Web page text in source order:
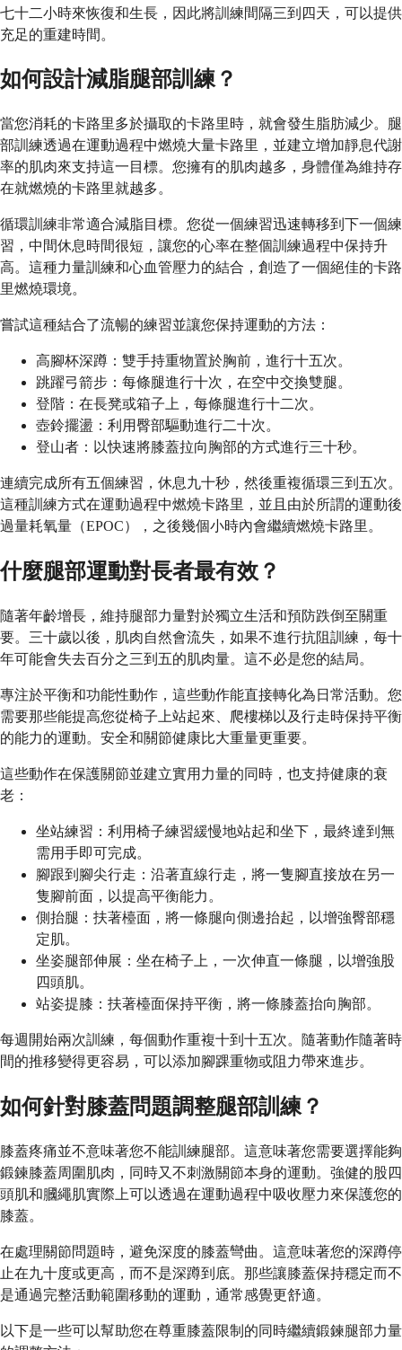
七十二小時來恢復和生長，因此將訓練間隔三到四天，可以提供
充足的重建時間。
如何設計減脂腿部訓練？
當您消耗的卡路里多於攝取的卡路里時，就會發生脂肪減少。腿
部訓練透過在運動過程中燃燒大量卡路里，並建立增加靜息代謝
率的肌肉來支持這一目標。您擁有的肌肉越多，身體僅為維持存
在就燃燒的卡路里就越多。
循環訓練非常適合減脂目標。您從一個練習迅速轉移到下一個練
習，中間休息時間很短，讓您的心率在整個訓練過程中保持升
高。這種力量訓練和心血管壓力的結合，創造了一個絕佳的卡路
里燃燒環境。
嘗試這種結合了流暢的練習並讓您保持運動的方法：
高腳杯深蹲：雙手持重物置於胸前，進行十五次。
跳躍弓箭步：每條腿進行十次，在空中交換雙腿。
登階：在長凳或箱子上，每條腿進行十二次。
壺鈴擺盪：利用臀部驅動進行二十次。
登山者：以快速將膝蓋拉向胸部的方式進行三十秒。
連續完成所有五個練習，休息九十秒，然後重複循環三到五次。
這種訓練方式在運動過程中燃燒卡路里，並且由於所謂的運動後
過量耗氧量（EPOC），之後幾個小時內會繼續燃燒卡路里。
什麼腿部運動對長者最有效？
隨著年齡增長，維持腿部力量對於獨立生活和預防跌倒至關重
要。三十歲以後，肌肉自然會流失，如果不進行抗阻訓練，每十
年可能會失去百分之三到五的肌肉量。這不必是您的結局。
專注於平衡和功能性動作，這些動作能直接轉化為日常活動。您
需要那些能提高您從椅子上站起來、爬樓梯以及行走時保持平衡
的能力的運動。安全和關節健康比大重量更重要。
這些動作在保護關節並建立實用力量的同時，也支持健康的衰
老：
坐站練習：利用椅子練習緩慢地站起和坐下，最終達到無
需用手即可完成。
腳跟到腳尖行走：沿著直線行走，將一隻腳直接放在另一
隻腳前面，以提高平衡能力。
側抬腿：扶著檯面，將一條腿向側邊抬起，以增強臀部穩
定肌。
坐姿腿部伸展：坐在椅子上，一次伸直一條腿，以增強股
四頭肌。
站姿提膝：扶著檯面保持平衡，將一條膝蓋抬向胸部。
每週開始兩次訓練，每個動作重複十到十五次。隨著動作隨著時
間的推移變得更容易，可以添加腳踝重物或阻力帶來進步。
如何針對膝蓋問題調整腿部訓練？
膝蓋疼痛並不意味著您不能訓練腿部。這意味著您需要選擇能夠
鍛鍊膝蓋周圍肌肉，同時又不刺激關節本身的運動。強健的股四
頭肌和膕繩肌實際上可以透過在運動過程中吸收壓力來保護您的
膝蓋。
在處理關節問題時，避免深度的膝蓋彎曲。這意味著您的深蹲停
止在九十度或更高，而不是深蹲到底。那些讓膝蓋保持穩定而不
是通過完整活動範圍移動的運動，通常感覺更舒適。
以下是一些可以幫助您在尊重膝蓋限制的同時繼續鍛鍊腿部力量